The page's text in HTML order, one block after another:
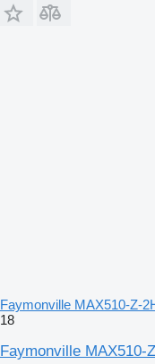
Faymonville MAX510-Z-
18
Faymonville MAX510-